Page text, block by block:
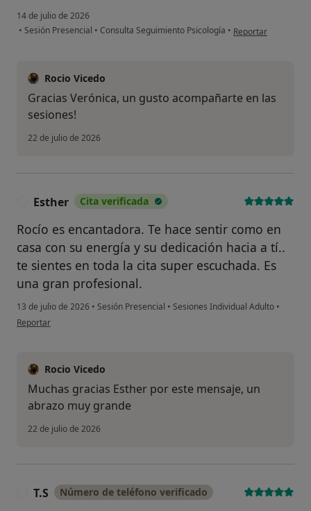
14 de julio de 2026
• Sesión Presencial • Consulta Seguimiento Psicología • en opinión del
Reportar
Rocio Vicedo
Gracias Verónica, un gusto acompañarte en las
sesiones!
22 de julio de 2026
Esther Cita verificada
Rocío es encantadora. Te hace sentir como en
casa con su energía y su dedicación hacia a tí..
te sientes en toda la cita super escuchada. Es
una gran profesional.
13 de julio de 2026 • Sesión Presencial • Sesiones Individual Adulto •
en opinión del usuario Esther
Reportar
Rocio Vicedo
Muchas gracias Esther por este mensaje, un
abrazo muy grande
22 de julio de 2026
T.S Número de teléfono verificado